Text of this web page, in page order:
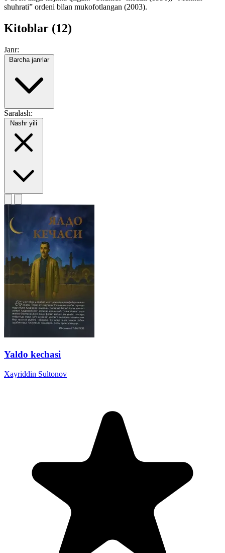
shuhrati” ordeni bilan mukofotlangan (2003).
Kitoblar (12)
Janr:
Barcha janrlar
Saralash:
Nashr yili
Yaldo kechasi
Xayriddin Sultonov